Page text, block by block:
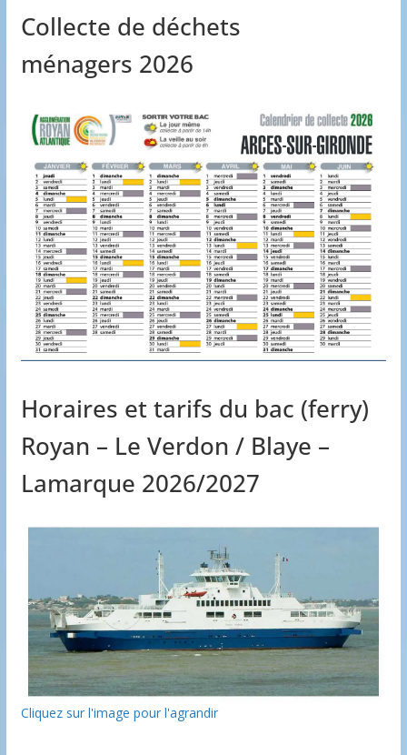
Collecte de déchets
ménagers 2026
Horaires et tarifs du bac (ferry)
Royan – Le Verdon / Blaye –
Lamarque 2026/2027
Cliquez sur l'image pour l'agrandir